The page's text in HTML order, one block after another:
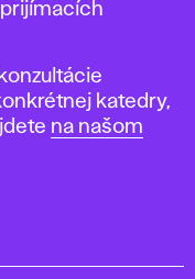
katedry,
na našom